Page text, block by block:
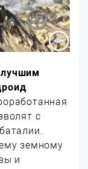
лучшим
.
с
земному
и